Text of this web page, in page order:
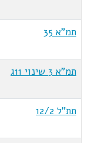
תמ"א 35
תמ"א 3 שינוי 11ג
תת"ל 12/2